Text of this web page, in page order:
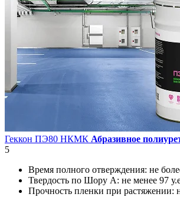
Геккон ПЭ80 НКМК Абразивное
5
Время полного отверждения: не
Твердость по Шору А: не менее 97
Прочность пленки при растяжении: